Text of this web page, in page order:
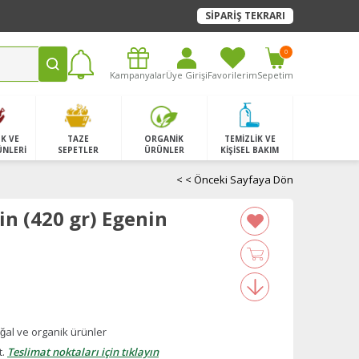
SİPARİŞ TEKRARI
KampanyalarÜye GirişiFavorilerimSepetim
0
VE
TAZE
SEPETLER
ORGANİK
ÜRÜNLER
TEMİZLİK VE
KİŞİSEL BAKIM
< < Önceki Sayfaya Dön
(420 gr) Egenin
ve organik ürünler
Teslimat noktaları için tıklayın